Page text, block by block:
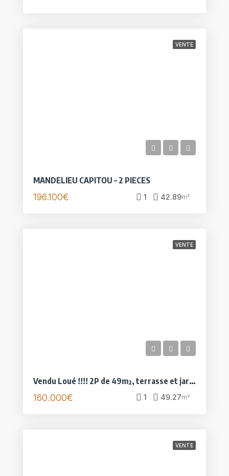
VENTE
MANDELIEU CAPITOU – 2 PIECES
196.100€ 1 42.89m²
VENTE
Vendu Loué !!!! 2P de 49m², terrasse et jardin 40m², 2 parkings et cave,
160.000€ 1 49.27m²
VENTE